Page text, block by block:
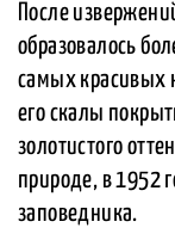
После
образовалось
самых красивых
его скалы
золотистого
природе, в 1952
заповедника.